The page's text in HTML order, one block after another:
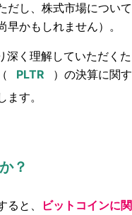
だし、株式市場について
かもしれません）。
深く理解していただくた
）の決算に関す
す。
？
と、
ビットコインに関